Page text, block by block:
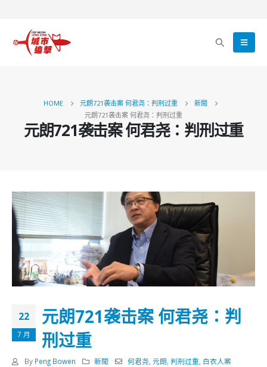
HOME 元朗721袭击案 何君尧：判刑过重
新聞
元朗721袭击案 何君尧：判刑过重
元朗721袭击案 何君尧：判刑过重
22
7 月
元朗721袭击案 何君尧：判
刑过重
By Peng Bowen 新聞 何君尧,元朗,判刑过重, 白衣人案